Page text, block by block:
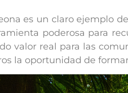
es un claro ejemplo
poderosa para
valor real para las
la oportunidad de